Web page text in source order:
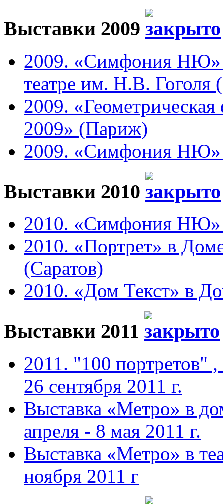
Выставки 2009
2009. «Симфония НЮ»
театре им. Н.В. Гоголя
2009.
2009» (Париж)
2009. «Симфония НЮ»
Выставки 2010
2010. «Симфония НЮ»
2010. «Портрет» в
(Саратов)
2010. «Дом Текст» в
Выставки 2011
2011. "100 портретов"
26 сентября 2011 г.
Выставка «Метро» в
апреля - 8 мая 2011 г.
Выставка «Метро» в
ноября 2011 г